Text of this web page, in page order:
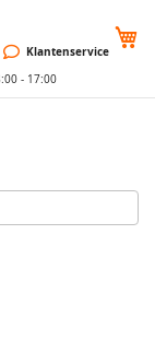
Klantenservice
- 17:00